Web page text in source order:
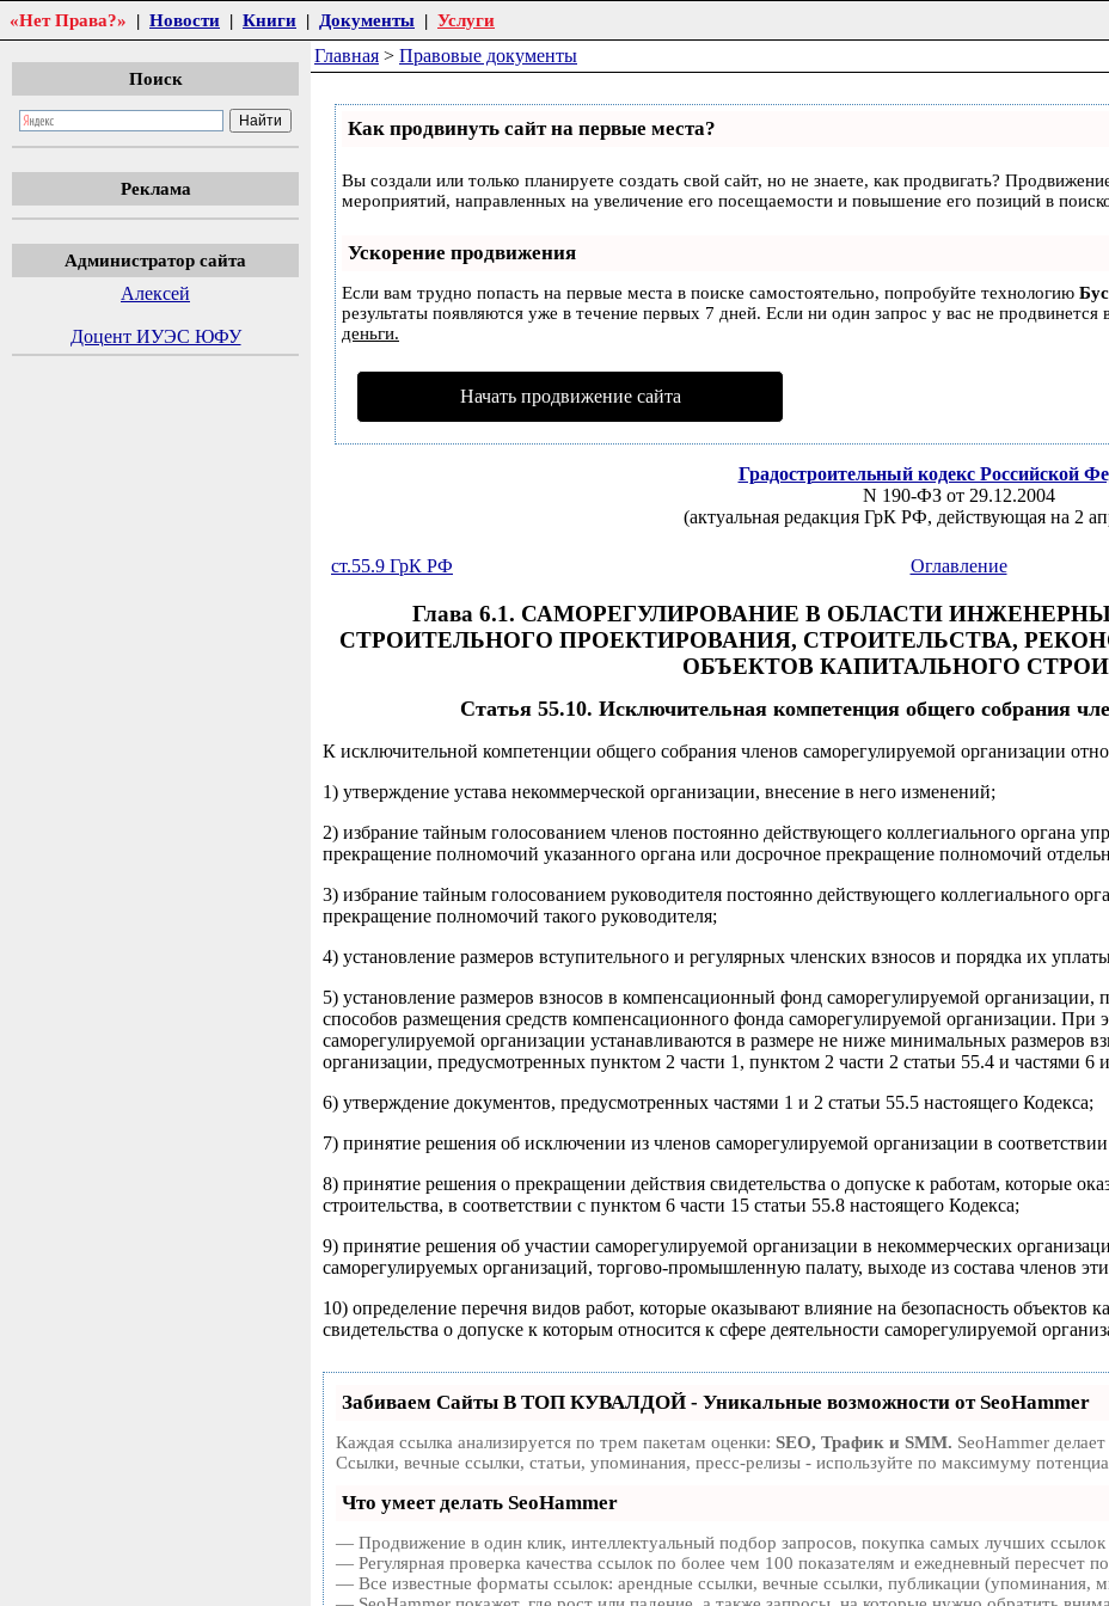
«Нет Права?» | Новости | Книги | Документы | Услуги
Поиск
Реклама
Администратор сайта
Алексей
Доцент ИУЭС ЮФУ
Главная > Правовые документы
Как продвинуть сайт на первые места?
Вы создали или только планируете создать свой сайт, но не знаете, как продвигать?
мероприятий, направленных на увеличение его посещаемости и повышение его позиций в
Ускорение продвижения
Если вам трудно попасть на первые места в поиске самостоятельно, попробуйте технологию
результаты появляются уже в течение первых 7 дней. Если ни один запрос у вас не продвинется
деньги.
Начать продвижение сайта
Градостроительный кодекс Российской
N 190-ФЗ от 29.12.2004
(актуальная редакция ГрК РФ, действующая на 2
ст.55.9 ГрК РФ Оглавление
Глава 6.1. САМОРЕГУЛИРОВАНИЕ В ОБЛАСТИ
СТРОИТЕЛЬНОГО ПРОЕКТИРОВАНИЯ, СТРОИТЕЛЬСТВА,
ОБЪЕКТОВ КАПИТАЛЬНОГО
Статья 55.10. Исключительная компетенция общего собрания
К исключительной компетенции общего собрания членов саморегулируемой организации
1) утверждение устава некоммерческой организации, внесение в него изменений;
2) избрание тайным голосованием членов постоянно действующего коллегиального органа
прекращение полномочий указанного органа или досрочное прекращение полномочий
3) избрание тайным голосованием руководителя постоянно действующего коллегиального
прекращение полномочий такого руководителя;
4) установление размеров вступительного и регулярных членских взносов и порядка их
5) установление размеров взносов в компенсационный фонд саморегулируемой
способов размещения средств компенсационного фонда саморегулируемой организации.
саморегулируемой организации устанавливаются в размере не ниже минимальных размеров
организации, предусмотренных пунктом 2 части 1, пунктом 2 части 2 статьи 55.4 и частями 6
6) утверждение документов, предусмотренных частями 1 и 2 статьи 55.5 настоящего Кодекса;
7) принятие решения об исключении из членов саморегулируемой организации в
8) принятие решения о прекращении действия свидетельства о допуске к работам, которые
строительства, в соответствии с пунктом 6 части 15 статьи 55.8 настоящего Кодекса;
9) принятие решения об участии саморегулируемой организации в некоммерческих
саморегулируемых организаций, торгово-промышленную палату, выходе из состава членов
10) определение перечня видов работ, которые оказывают влияние на безопасность объектов
свидетельства о допуске к которым относится к сфере деятельности саморегулируемой
Забиваем Сайты В ТОП КУВАЛДОЙ - Уникальные возможности от SeoHammer
Каждая ссылка анализируется по трем пакетам оценки: SEO, Трафик и SMM. SeoHammer
Ссылки, вечные ссылки, статьи, упоминания, пресс-релизы - используйте по максимуму
Что умеет делать SeoHammer
— Продвижение в один клик, интеллектуальный подбор запросов, покупка самых лучших
— Регулярная проверка качества ссылок по более чем 100 показателям и ежедневный пересчет
— Все известные форматы ссылок: арендные ссылки, вечные ссылки, публикации (упоминания,